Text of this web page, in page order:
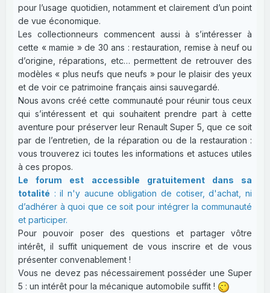
pour l’usage quotidien, notamment et clairement d’un point
de vue économique.
Les collectionneurs commencent aussi à s’intéresser à
cette « mamie » de 30 ans : restauration, remise à neuf ou
d’origine, réparations, etc… permettent de retrouver des
modèles « plus neufs que neufs » pour le plaisir des yeux
et de voir ce patrimoine français ainsi sauvegardé.
Nous avons créé cette communauté pour réunir tous ceux
qui s’intéressent et qui souhaitent prendre part à cette
aventure pour préserver leur Renault Super 5, que ce soit
par de l’entretien, de la réparation ou de la restauration :
vous trouverez ici toutes les informations et astuces utiles
à ces propos.
Le forum est accessible gratuitement dans sa
totalité : il n'y aucune obligation de cotiser, d'achat, ni
d’adhérer à quoi que ce soit pour intégrer la communauté
et participer.
Pour pouvoir poser des questions et partager vôtre
intérêt, il suffit uniquement de vous inscrire et de vous
présenter convenablement !
Vous ne devez pas nécessairement posséder une Super
5 : un intérêt pour la mécanique automobile suffit !